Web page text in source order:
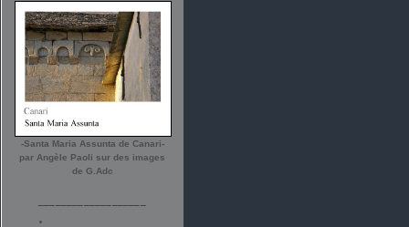
-Santa Maria Assunta de Canari-
par Angèle Paoli sur des images
de G.Adc